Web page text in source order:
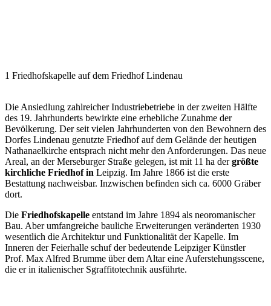
1 Friedhofskapelle auf dem Friedhof Lindenau
Die Ansiedlung zahlreicher Industriebetriebe in der zweiten Hälfte
des 19. Jahrhunderts bewirkte eine erhebliche Zunahme der
Bevölkerung. Der seit vielen Jahrhunderten von den Bewohnern des
Dorfes Lindenau genutzte Friedhof auf dem Gelände der heutigen
Nathanaelkirche entsprach nicht mehr den Anforderungen. Das neue
Areal, an der Merseburger Straße gelegen, ist mit 11 ha dergrößte
kirchliche Friedhof in Leipzig. Im Jahre 1866 ist die erste
Bestattung nachweisbar. Inzwischen befinden sich ca. 6000 Gräber
dort.
Die Friedhofskapelle entstand im Jahre 1894 als neoromanischer
Bau. Aber umfangreiche bauliche Erweiterungen veränderten 1930
wesentlich die Architektur und Funktionalität der Kapelle. Im
Inneren der Feierhalle schuf der bedeutende Leipziger Künstler
Prof. Max Alfred Brumme über dem Altar eine Auferstehungsscene,
die er in italienischer Sgraffitotechnik ausführte.